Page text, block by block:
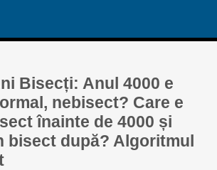
Bisecți: Anul 4000 e
nebisect? Care e
înainte de 4000 și
bisect după? Algoritmul